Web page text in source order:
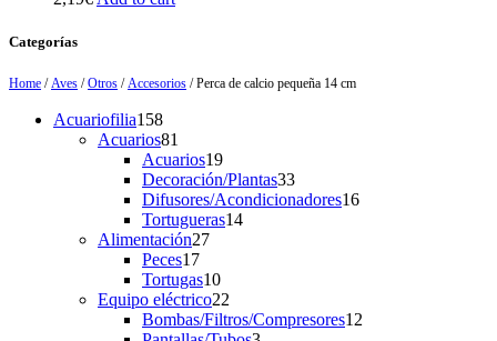
Categorías
Home /Aves /Otros /Accesorios / Perca de calcio pequeña 14 cm
Acuariofilia158158
products
Acuarios81
products
Acuarios1919
products
Decoración/Plantas3333
products
Difusores/Acondicionadores1616
Tortugueras1414
Alimentación2727
Peces1717
products
Tortugas1010
products
Equipo eléctrico22
products
Bombas/Filtros/Compresores12